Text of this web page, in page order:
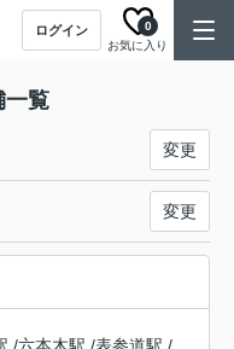
ログイン
お気に入り
0
一覧
変更
変更